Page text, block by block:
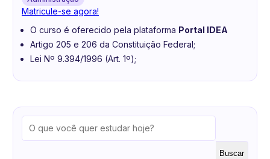
Matricule-se agora!
O curso é oferecido pela plataforma Portal IDEA
Artigo 205 e 206 da Constituição Federal;
Lei Nº 9.394/1996 (Art. 1º);
Buscar